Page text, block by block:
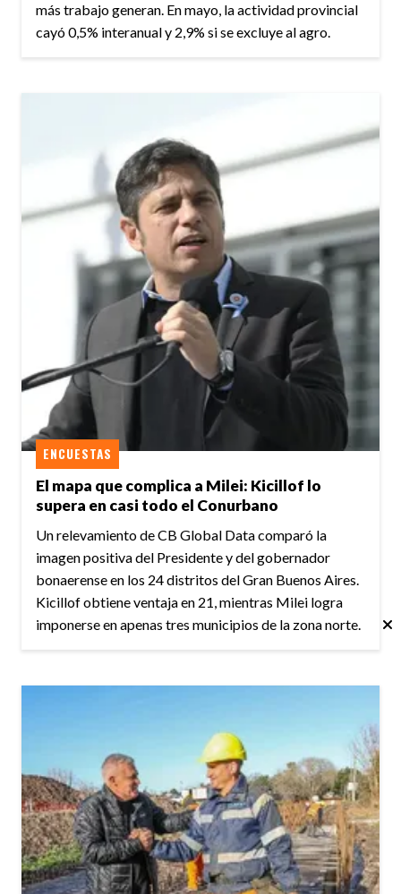
más trabajo generan. En mayo, la actividad provincial
cayó 0,5% interanual y 2,9% si se excluye al agro.
El mapa que complica a Milei: Kicillof lo
supera en casi todo el Conurbano
ENCUESTAS
Un relevamiento de CB Global Data comparó la
imagen positiva del Presidente y del gobernador
bonaerense en los 24 distritos del Gran Buenos Aires.
Kicillof obtiene ventaja en 21, mientras Milei logra
imponerse en apenas tres municipios de la zona norte.